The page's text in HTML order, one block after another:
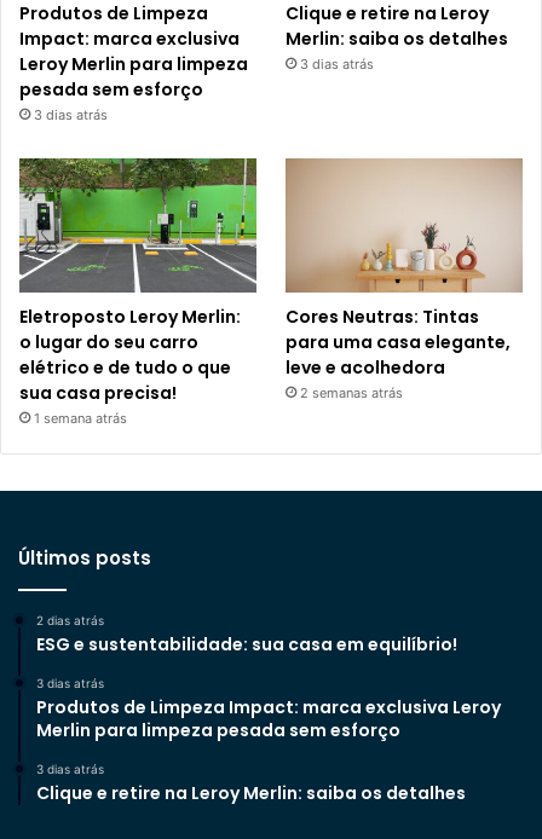
Produtos de Limpeza
Impact: marca exclusiva
Leroy Merlin para limpeza
pesada sem esforço
3 dias atrás
Clique e retire na Leroy
Merlin: saiba os detalhes
3 dias atrás
Eletroposto Leroy Merlin:
o lugar do seu carro
elétrico e de tudo o que
sua casa precisa!
1 semana atrás
Cores Neutras: Tintas
para uma casa elegante,
leve e acolhedora
2 semanas atrás
Últimos posts
2 dias atrás
ESG e sustentabilidade: sua casa em equilíbrio!
3 dias atrás
Produtos de Limpeza Impact: marca exclusiva Leroy
Merlin para limpeza pesada sem esforço
3 dias atrás
Clique e retire na Leroy Merlin: saiba os detalhes